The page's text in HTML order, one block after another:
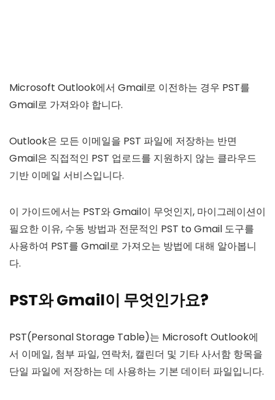
Microsoft Outlook에서 Gmail로 이전하는 경우 PST를
Gmail로 가져와야 합니다.
Outlook은 모든 이메일을 PST 파일에 저장하는 반면
Gmail은 직접적인 PST 업로드를 지원하지 않는 클라우드
기반 이메일 서비스입니다.
이 가이드에서는 PST와 Gmail이 무엇인지, 마이그레이션이
필요한 이유, 수동 방법과 전문적인 PST to Gmail 도구를
사용하여 PST를 Gmail로 가져오는 방법에 대해 알아봅니
다.
PST와 Gmail이 무엇인가요?
PST(Personal Storage Table)는 Microsoft Outlook에
서 이메일, 첨부 파일, 연락처, 캘린더 및 기타 사서함 항목을
단일 파일에 저장하는 데 사용하는 기본 데이터 파일입니다.